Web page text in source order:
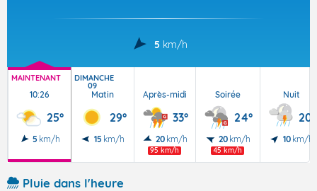
5 km/h
MAINTENANT
10:26
25°
5 km/h
DIMANCHE
09
Matin
29°
15 km/h
Après-midi
33°
20 km/h
95 km/h
Soirée
24°
20 km/h
45 km/h
Nuit
20°
10 km/h
Pluie dans l'heure